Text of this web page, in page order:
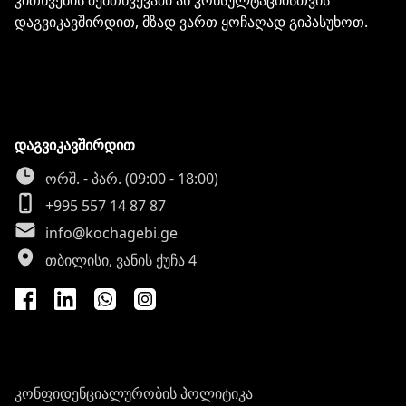
დაგვიკავშირდით, მზად ვართ ყოჩაღად გიპასუხოთ.
დაგვიკავშირდით
ორშ. - პარ. (09:00 - 18:00)
+995 557 14 87 87
info@kochagebi.ge
თბილისი, ვანის ქუჩა 4
კონფიდენციალურობის პოლიტიკა